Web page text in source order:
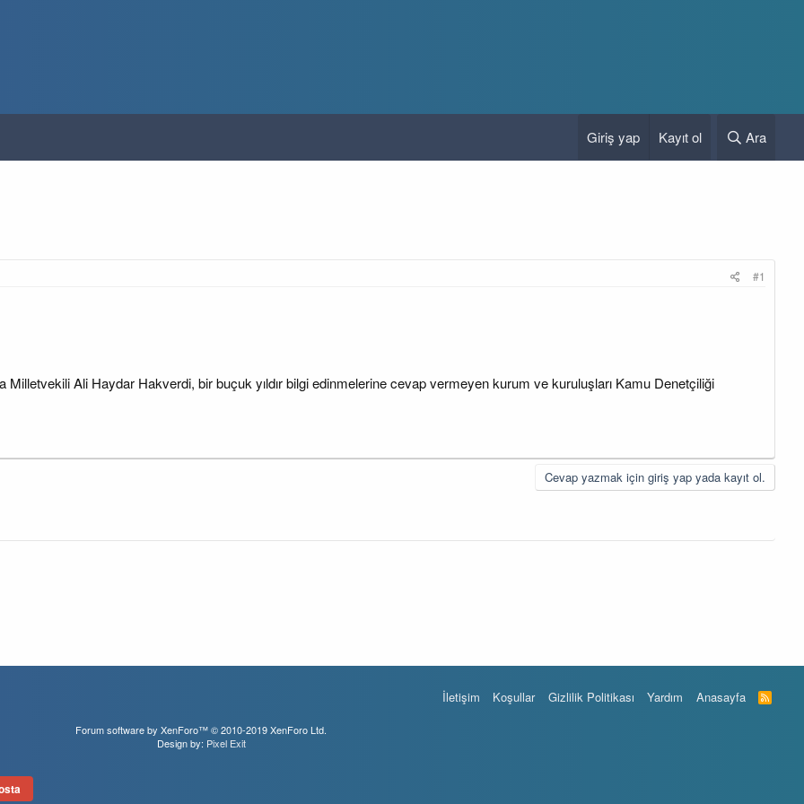
Giriş yap Kayıt ol Ara
#1
Milletvekili Ali Haydar Hakverdi, bir buçuk yıldır bilgi edinmelerine cevap vermeyen kurum ve kuruluşları Kamu Denetçiliği
Cevap yazmak için giriş yap yada kayıt ol.
İletişim Koşullar Gizlilik Politikası Yardım Anasayfa
R
S
Forum software by XenForo™© 2010-2019 XenForo Ltd.
Design by: Pixel Exit